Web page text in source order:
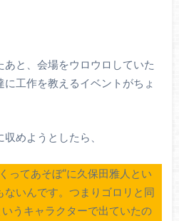
と、会場をウロウロしていた
工作を教えるイベントがちょ
めようとしたら、
ってあそぼ”に久保田雅人とい
ないんです。つまりゴロリと同
いうキャラクターで出ていたの